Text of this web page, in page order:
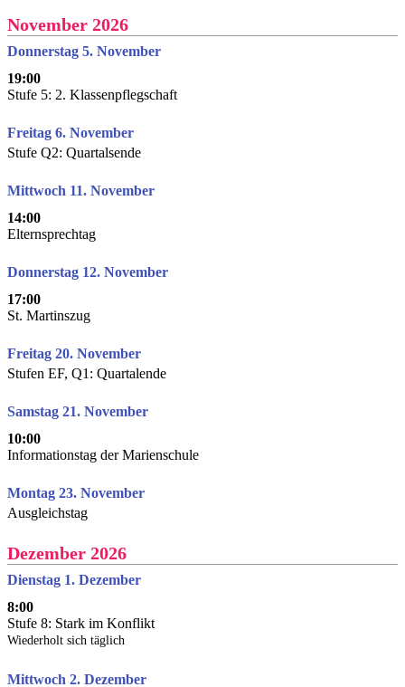
November 2026
Donnerstag 5. November
19:00
Stufe 5: 2. Klassenpflegschaft
Freitag 6. November
Stufe Q2: Quartalsende
Mittwoch 11. November
14:00
Elternsprechtag
Donnerstag 12. November
17:00
St. Martinszug
Freitag 20. November
Stufen EF, Q1: Quartalende
Samstag 21. November
10:00
Informationstag der Marienschule
Montag 23. November
Ausgleichstag
Dezember 2026
Dienstag 1. Dezember
8:00
Stufe 8: Stark im Konflikt
Wiederholt sich täglich
Mittwoch 2. Dezember